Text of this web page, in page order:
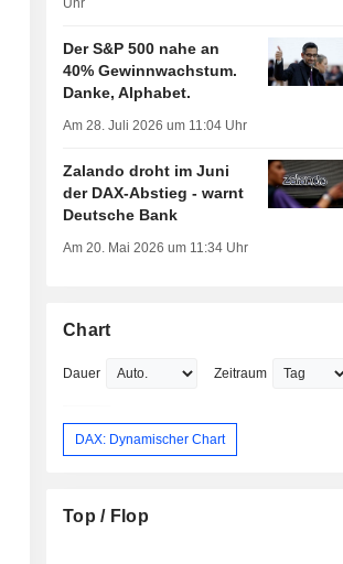
Uhr
Der S&P 500 nahe an
40% Gewinnwachstum.
Danke, Alphabet.
Am 28. Juli 2026 um 11:04 Uhr
Zalando droht im Juni
der DAX-Abstieg - warnt
Deutsche Bank
Am 20. Mai 2026 um 11:34 Uhr
Chart
Dauer Zeitraum
DAX: Dynamischer Chart
Top / Flop